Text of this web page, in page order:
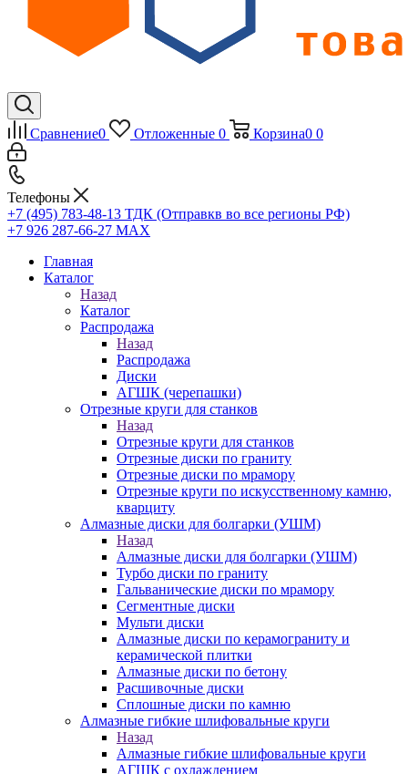
Сравнение0 Отложенные 0 Корзина0 0
Телефоны
+7 (495) 783-48-13 ТДК (Отправкв во все регионы РФ)
+7 926 287-66-27 МАХ
Главная
Каталог
Назад
Каталог
Распродажа
Назад
Распродажа
Диски
АГШК (черепашки)
Отрезные круги для станков
Назад
Отрезные круги для станков
Отрезные диски по граниту
Отрезные диски по мрамору
Отрезные круги по искусственному камню,
кварциту
Алмазные диски для болгарки (УШМ)
Назад
Алмазные диски для болгарки (УШМ)
Турбо диски по граниту
Гальванические диски по мрамору
Сегментные диски
Мульти диски
Алмазные диски по керамограниту и
керамической плитки
Алмазные диски по бетону
Расшивочные диски
Сплошные диски по камню
Алмазные гибкие шлифовальные круги
Назад
Алмазные гибкие шлифовальные круги
АГШК с охлаждением